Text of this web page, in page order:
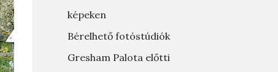
képeken
Bérelhető fotóstúdiók
Gresham Palota előtti